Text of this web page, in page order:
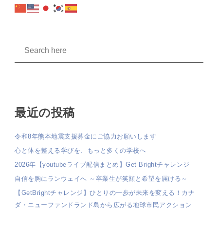
最近の投稿
令和8年熊本地震支援募金にご協力お願いします
心と体を整える学びを、もっと多くの学校へ
2026年【youtubeライブ配信まとめ】Get Brightチャレンジ
自信を胸にランウェイへ ～卒業生が笑顔と希望を届ける～
【GetBrightチャレンジ】ひとりの一歩が未来を変える！カナ
ダ・ニューファンドランド島から広がる地球市民アクション